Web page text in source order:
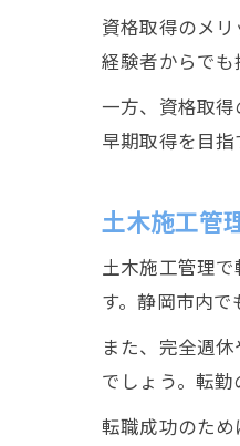
資格取得のメ
経験者からでも
一方、資格取
早期取得を目指
土木施工管
土木施工管理
す。静岡市内で
また、完全週
でしょう。転
転職成功のた